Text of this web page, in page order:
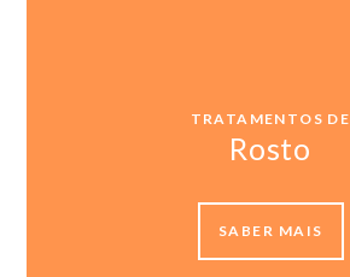
TRATAMENTOS DE
Rosto
SABER MAIS